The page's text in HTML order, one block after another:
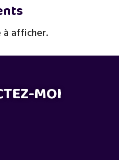
à afficher.
MOI